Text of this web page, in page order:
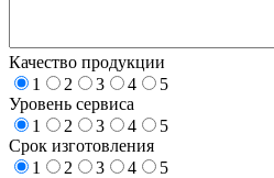
Качество продукции
1
2 3 4
5
Уровень сервиса
1
2 3 4
5
Срок изготовления
1
2 3 4
5